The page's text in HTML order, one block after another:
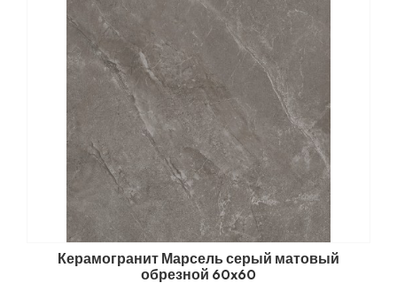
Керамогранит Марсель серый матовый
обрезной 60x60